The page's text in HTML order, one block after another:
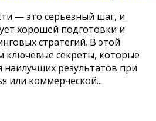
— это серьезный шаг, и
хорошей подготовки и
стратегий. В этой
ключевые секреты, которые
наилучших результатов при
или коммерческой...